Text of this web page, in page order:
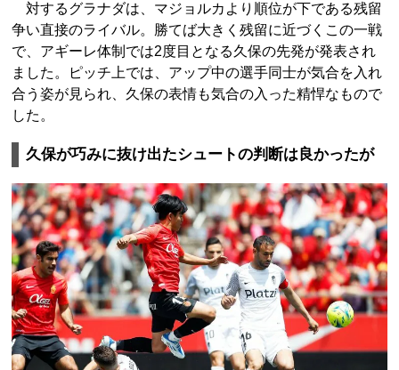
対するグラナダは、マジョルカより順位が下である残留
争い直接のライバル。勝てば大きく残留に近づくこの一戦
で、アギーレ体制では2度目となる久保の先発が発表され
ました。ピッチ上では、アップ中の選手同士が気合を入れ
合う姿が見られ、久保の表情も気合の入った精悍なもので
した。
久保が巧みに抜け出たシュートの判断は良かったが